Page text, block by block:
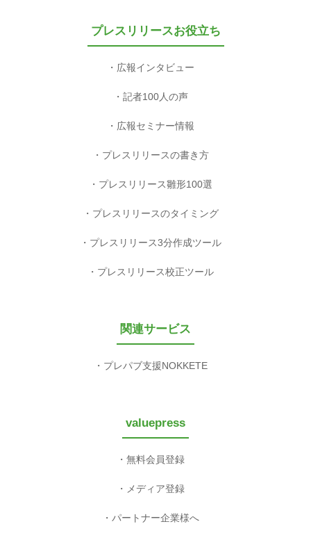
プレスリリースお役立ち
広報インタビュー
記者100人の声
広報セミナー情報
プレスリリースの書き方
プレスリリース雛形100選
プレスリリースのタイミング
プレスリリース3分作成ツール
プレスリリース校正ツール
関連サービス
プレパブ支援NOKKETE
valuepress
無料会員登録
メディア登録
パートナー企業様へ